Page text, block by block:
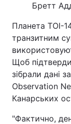
Бретт
Планета TOI-
транзитним
Щоб
зібрали дані
Observation
Канарських
"Фактично,